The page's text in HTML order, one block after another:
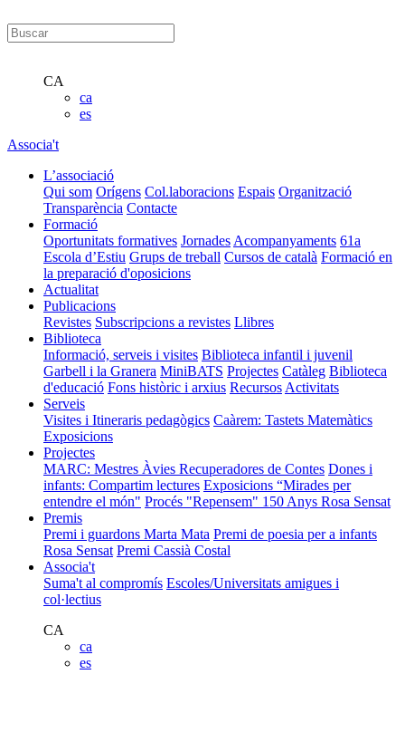
CA
ca
es
Associa't
L’associació
Qui som Orígens Col.laboracions Espais Organització
Transparència Contacte
Formació
Oportunitats formatives Jornades Acompanyaments 61a
Escola d’Estiu Grups de treball Cursos de català Formació en
la preparació d'oposicions
Actualitat
Publicacions
Revistes Subscripcions a revistes Llibres
Biblioteca
Informació, serveis i visites Biblioteca infantil i juvenil
Garbell i la Granera MiniBATS Projectes Catàleg Biblioteca
d'educació Fons històric i arxius Recursos Activitats
Serveis
Visites i Itineraris pedagògics Caàrem: Tastets Matemàtics
Exposicions
Projectes
MARC: Mestres Àvies Recuperadores de Contes Dones i
infants: Compartim lectures Exposicions “Mirades per
entendre el món" Procés "Repensem" 150 Anys Rosa Sensat
Premis
Premi i guardons Marta Mata Premi de poesia per a infants
Rosa Sensat Premi Cassià Costal
Associa't
Suma't al compromís Escoles/Universitats amigues i
col·lectius
CA
ca
es